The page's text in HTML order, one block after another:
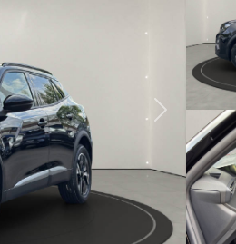
Nächstes Bild